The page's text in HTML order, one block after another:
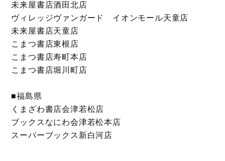
未来屋書店酒田北店
ヴィレッジヴァンガード イオンモール天童店
未来屋書店天童店
こまつ書店東根店
こまつ書店寿町本店
こまつ書店堀川町店
■福島県
くまざわ書店会津若松店
ブックスなにわ会津若松本店
スーパーブックス新白河店